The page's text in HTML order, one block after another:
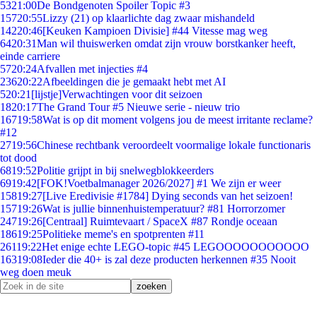
5321:00De Bondgenoten Spoiler Topic #3
15720:55Lizzy (21) op klaarlichte dag zwaar mishandeld
14220:46[Keuken Kampioen Divisie] #44 Vitesse mag weg
6420:31Man wil thuiswerken omdat zijn vrouw borstkanker heeft,
einde carriere
5720:24Afvallen met injecties #4
23620:22Afbeeldingen die je gemaakt hebt met AI
520:21 [lijstje]Verwachtingen voor dit seizoen
1820:17The Grand Tour #5 Nieuwe serie - nieuw trio
16719:58Wat is op dit moment volgens jou de meest irritante reclame?
#12
2719:56Chinese rechtbank veroordeelt voormalige lokale functionaris
tot dood
6819:52Politie grijpt in bij snelwegblokkeerders
6919:42[FOK!Voetbalmanager 2026/2027] #1 We zijn er weer
15819:27[Live Eredivisie #1784] Dying seconds van het seizoen!
15719:26Wat is jullie binnenhuistemperatuur? #81 Horrorzomer
24719:26[Centraal] Ruimtevaart / SpaceX #87 Rondje oceaan
18619:25Politieke meme's en spotprenten #11
26119:22Het enige echte LEGO-topic #45 LEGOOOOOOOOOOO
16319:08Ieder die 40+ is zal deze producten herkennen #35 Nooit
weg doen meuk